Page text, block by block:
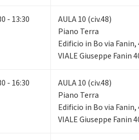
- 13:30
AULA 10 (civ.48)
Piano Terra
Edificio in Bo via Fanin,
VIALE Giuseppe Fanin
- 16:30
AULA 10 (civ.48)
Piano Terra
Edificio in Bo via Fanin,
VIALE Giuseppe Fanin